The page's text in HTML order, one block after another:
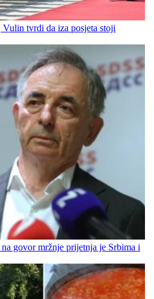
tvrdi da iza posjeta stoji
govor mržnje prijetnja je Srbima i